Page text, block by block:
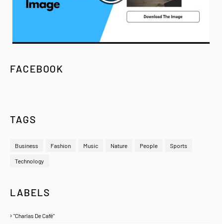
FACEBOOK
TAGS
Business Fashion Music Nature People Sports
Technology
LABELS
"Charlas De Café"